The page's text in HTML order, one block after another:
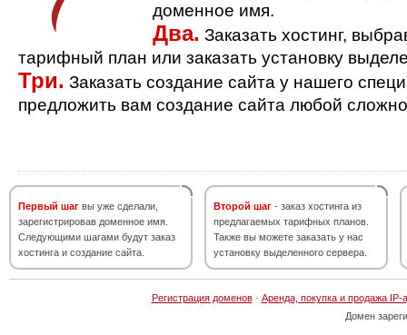
доменное имя.
Два. Заказать хостинг,
тарифный план или заказать установку
Три. Заказать создание сайта у нашего
предложить вам создание сайта любой
Первый шаг вы уже сделали,
зарегистрировав доменное имя.
Следующими шагами будут заказ
хостинга и создание сайта.
Второй шаг - заказ хостинга из
предлагаемых тарифных планов.
Также вы можете заказать у нас
установку выделенного сервера.
Регистрация доменов· Аренда, покупка и продажа IP-
Домен